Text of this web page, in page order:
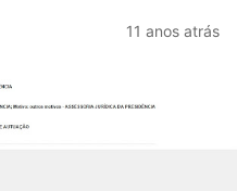
11 anos atrás